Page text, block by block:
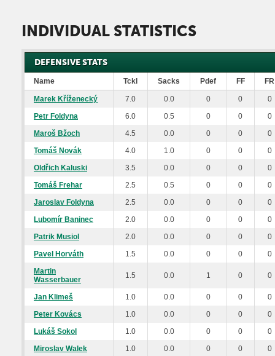
INDIVIDUAL STATISTICS
DEFENSIVE STATS
Name Tckl Sacks Pdef FF FR
Marek Kříženecký 7.0 0.0 0 0
0
Petr Foldyna
6.0 0.5 0 0
0
Maroš Bžoch
4.5 0.0 0 0
0
Tomáš Novák
4.0 1.0 0 0
0
Oldřich Kaluski
3.5 0.0 0 0
0
Tomáš Frehar
2.5 0.5 0 0
0
Jaroslav Foldyna
2.5 0.0 0 0
0
Lubomír Baninec
2.0 0.0 0 0
0
Patrik Musiol
2.0 0.0 0 0
0
Pavel Horváth
1.5 0.0 0 0
0
Martin
Wasserbauer
1.5 0.0 1 0 0
Jan Klimeš 1.0 0.0 0 0
0
Peter Kovács
1.0 0.0 0 0
0
Lukáš Sokol
1.0 0.0 0 0
0
Miroslav Walek
1.0 0.0 0 0
0